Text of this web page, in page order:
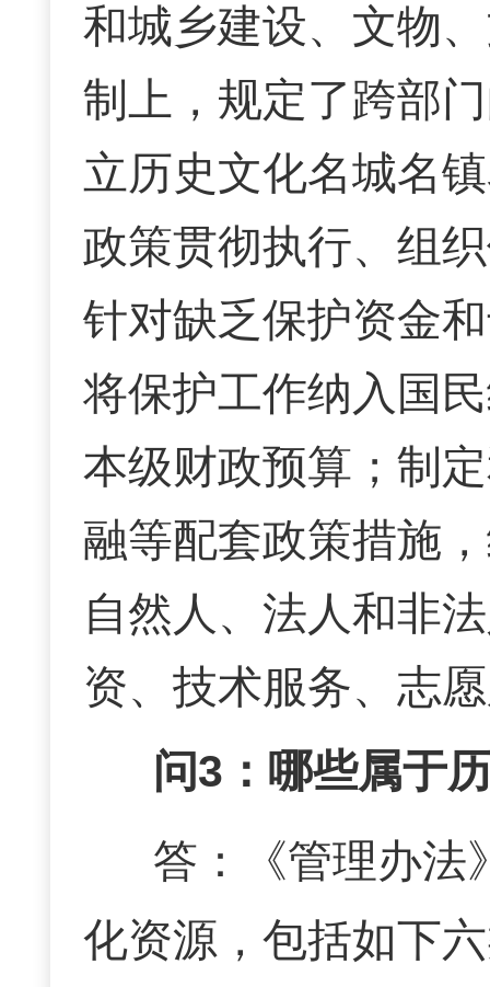
和城乡建设、文物
制上，规定了跨部
立历史文化名城名
政策贯彻执行、组
针对缺乏保护资金
将保护工作纳入国
本级财政预算；制
融等配套政策措施
自然人、法人和非
资、技术服务、志
问3：哪些属于
答：
《管理办
化资源，包括如下